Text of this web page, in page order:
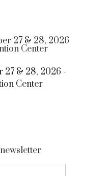
27 & 28, 2026 -
Center